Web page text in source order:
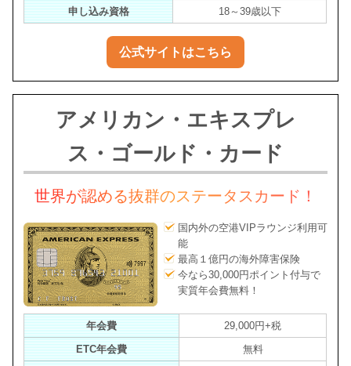
申し込み資格
18～39歳以下
公式サイトはこちら
アメリカン・エキスプレ
ス・ゴールド・カード
世界が認める抜群のステータスカード！
国内外の空港VIPラウンジ利用可
能
最高１億円の海外障害保険
今なら30,000円ポイント付与で
実質年会費無料！
年会費
29,000円+税
ETC年会費
無料